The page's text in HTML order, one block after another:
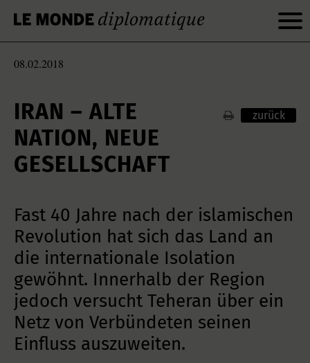
08.02.2018
IRAN – ALTE
NATION, NEUE
GESELLSCHAFT
zurück
Fast 40 Jahre nach der islamischen
Revolution hat sich das Land an
die internationale Isolation
gewöhnt. Innerhalb der Region
jedoch versucht Teheran über ein
Netz von Verbündeten seinen
Einfluss auszuweiten.